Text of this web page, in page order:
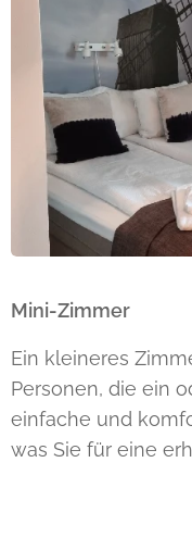
Mini-Zimmer
Ein kleineres
Personen, die ein
einfache und
was Sie für eine